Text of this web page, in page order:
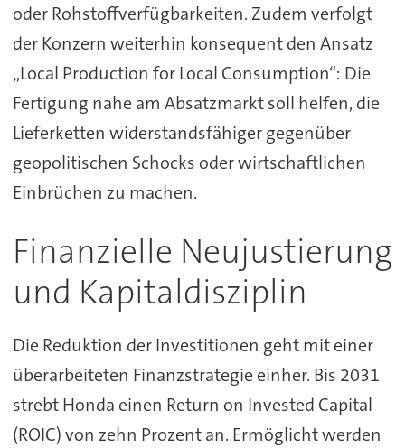
oder Rohstoffverfügbarkeiten. Zudem verfolgt
der Konzern weiterhin konsequent den Ansatz
„Local Production for Local Consumption“: Die
Fertigung nahe am Absatzmarkt soll helfen, die
Lieferketten widerstandsfähiger gegenüber
geopolitischen Schocks oder wirtschaftlichen
Einbrüchen zu machen.
Finanzielle Neujustierung
und Kapitaldisziplin
Die Reduktion der Investitionen geht mit einer
überarbeiteten Finanzstrategie einher. Bis 2031
strebt Honda einen Return on Invested Capital
(ROIC) von zehn Prozent an. Ermöglicht werden